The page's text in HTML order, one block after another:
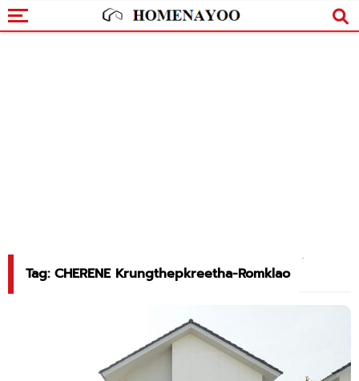
Tag: CHERENE Krungthepkreetha-Romklao